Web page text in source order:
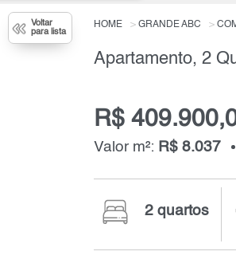
Voltar
para lista
HOME GRANDE ABC
R$
Valor m²: R$ 8.037
2 quartos